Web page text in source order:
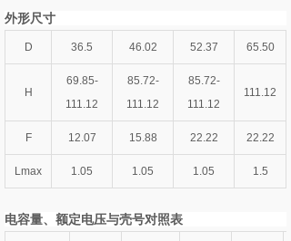
外形尺寸
D 36.5 46.02 52.37 65.50
H
69.85-
111.12
85.72-
111.12
85.72-
111.12
111.12
F 12.07 15.88 22.22 22.22
Lmax 1.05 1.05 1.05 1.5
电容量、额定电压与壳号对照表